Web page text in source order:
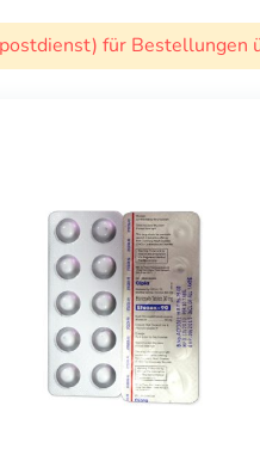
für Bestellungen
Colcrys